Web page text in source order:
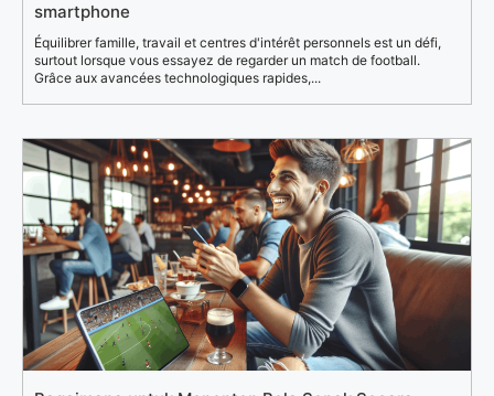
smartphone
Équilibrer famille, travail et centres d'intérêt personnels est un défi,
surtout lorsque vous essayez de regarder un match de football.
Grâce aux avancées technologiques rapides,...